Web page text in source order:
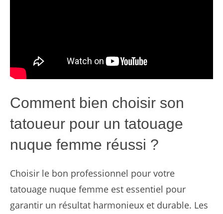
Comment bien choisir son
tatoueur pour un tatouage
nuque femme réussi ?
Choisir le bon professionnel pour votre
tatouage nuque femme est essentiel pour
garantir un résultat harmonieux et durable. Les